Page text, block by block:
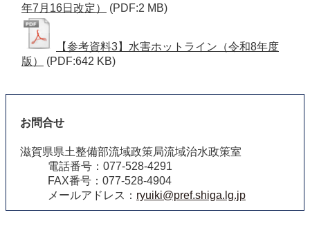
年7月16日改定）
(PDF:2 MB)
【参考資料3】水害ホットライン（令和8年度
版）
(PDF:642 KB)
お問合せ
滋賀県県土整備部流域政策局流域治水政策室
電話番号：077-528-4291
FAX番号：077-528-4904
メールアドレス： ryuiki@pref.shiga.lg.jp